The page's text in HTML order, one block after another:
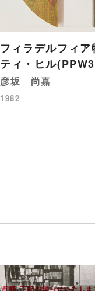
フィラデルフィ
ティ・ヒル
彦坂 尚嘉
1982